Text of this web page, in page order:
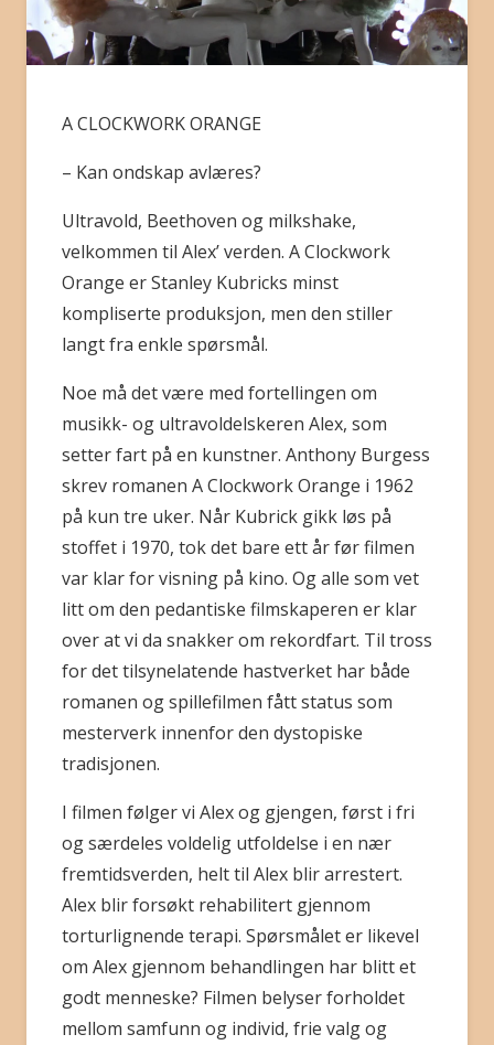
A CLOCKWORK ORANGE
– Kan ondskap avlæres?
Ultravold, Beethoven og milkshake,
velkommen til Alex’ verden. A Clockwork
Orange er Stanley Kubricks minst
kompliserte produksjon, men den stiller
langt fra enkle spørsmål.
Noe må det være med fortellingen om
musikk- og ultravoldelskeren Alex, som
setter fart på en kunstner. Anthony Burgess
skrev romanen A Clockwork Orange i 1962
på kun tre uker. Når Kubrick gikk løs på
stoffet i 1970, tok det bare ett år før filmen
var klar for visning på kino. Og alle som vet
litt om den pedantiske filmskaperen er klar
over at vi da snakker om rekordfart. Til tross
for det tilsynelatende hastverket har både
romanen og spillefilmen fått status som
mesterverk innenfor den dystopiske
tradisjonen.
I filmen følger vi Alex og gjengen, først i fri
og særdeles voldelig utfoldelse i en nær
fremtidsverden, helt til Alex blir arrestert.
Alex blir forsøkt rehabilitert gjennom
torturlignende terapi. Spørsmålet er likevel
om Alex gjennom behandlingen har blitt et
godt menneske? Filmen belyser forholdet
mellom samfunn og individ, frie valg og